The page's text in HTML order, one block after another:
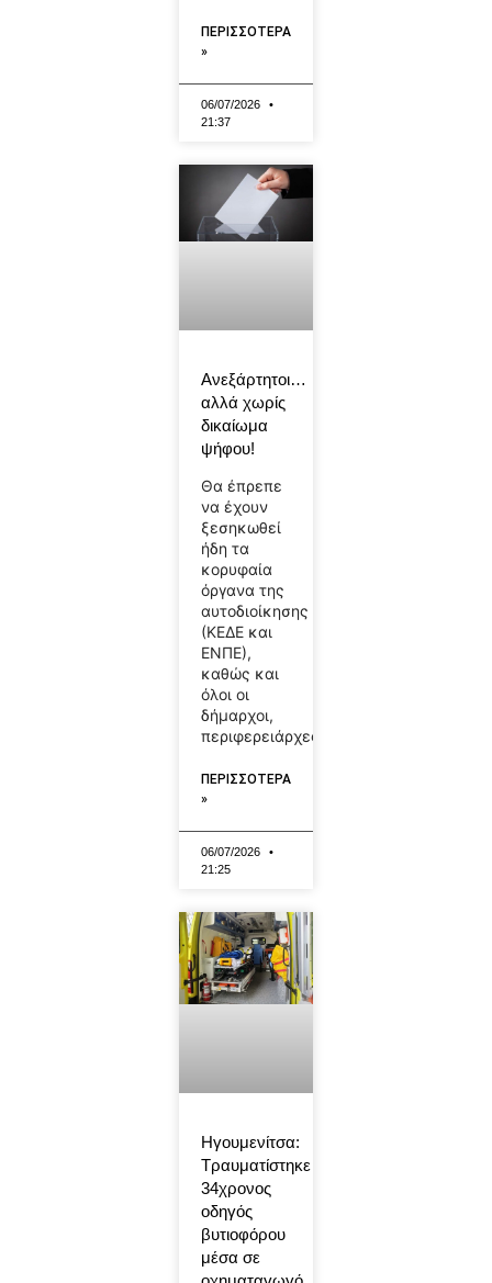
ΠΕΡΙΣΣΟΤΕΡΑ
»
06/07/2026
21:37
Ανεξάρτητοι…
αλλά χωρίς
δικαίωμα
ψήφου!
Θα έπρεπε
να έχουν
ξεσηκωθεί
ήδη τα
κορυφαία
όργανα της
αυτοδιοίκησης
(ΚΕΔΕ και
ΕΝΠΕ),
καθώς και
όλοι οι
δήμαρχοι,
περιφερειάρχες
ΠΕΡΙΣΣΟΤΕΡΑ
»
06/07/2026
21:25
Ηγουμενίτσα:
Τραυματίστηκε
34χρονος
οδηγός
βυτιοφόρου
μέσα σε